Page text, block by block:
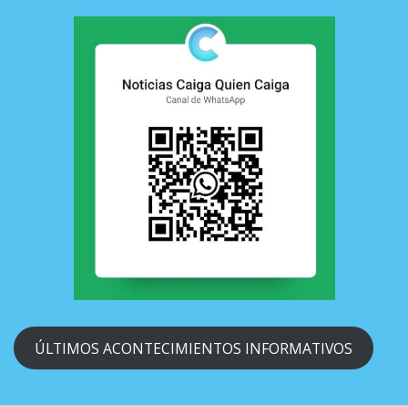
ÚLTIMOS ACONTECIMIENTOS INFORMATIVOS